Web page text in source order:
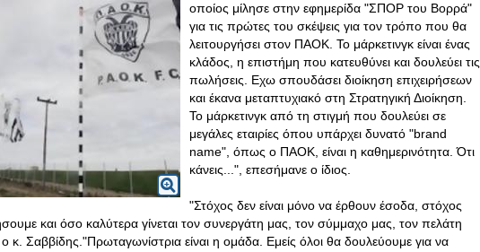
οποίος μίλησε στην εφημερίδα "ΣΠΟΡ του Βορρά"
για τις πρώτες του σκέψεις για τον τρόπο που θα
λειτουργήσει στον ΠΑΟΚ. Το μάρκετινγκ είναι ένας
κλάδος, η επιστήμη που κατευθύνει και δουλεύει τις
πωλήσεις. Εχω σπουδάσει διοίκηση επιχειρήσεων
και έκανα μεταπτυχιακό στη Στρατηγική Διοίκηση.
Το μάρκετινγκ από τη στιγμή που δουλεύει σε
μεγάλες εταιρίες όπου υπάρχει δυνατό "brand
name", όπως ο ΠΑΟΚ, είναι η καθημερινότητα. Ότι
κάνεις...", επεσήμανε ο ίδιος.
"Στόχος δεν είναι μόνο να έρθουν έσοδα, στόχος
και όσο καλύτερα γίνεται τον συνεργάτη μας, τον σύμμαχο μας, τον πελάτη
κ. Σαββίδης."Πρωταγωνίστρια είναι η ομάδα. Εμείς όλοι θα δουλεύουμε για να